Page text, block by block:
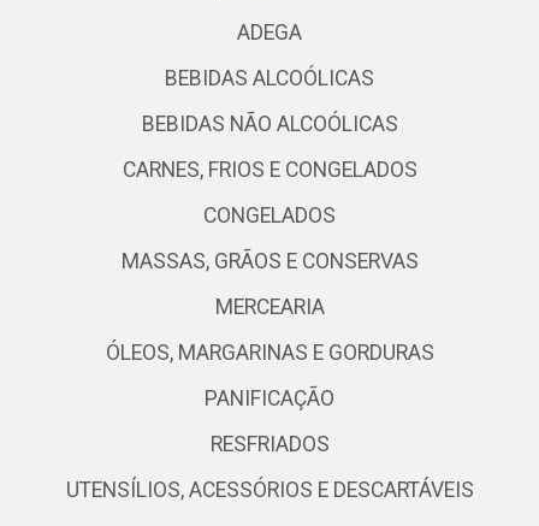
ADEGA
BEBIDAS ALCOÓLICAS
BEBIDAS NÃO ALCOÓLICAS
CARNES, FRIOS E CONGELADOS
CONGELADOS
MASSAS, GRÃOS E CONSERVAS
MERCEARIA
ÓLEOS, MARGARINAS E GORDURAS
PANIFICAÇÃO
RESFRIADOS
UTENSÍLIOS, ACESSÓRIOS E DESCARTÁVEIS